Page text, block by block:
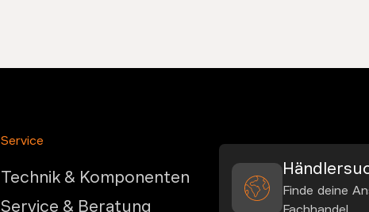
Service
Technik & Komponenten
Service & Beratung
Finde deine